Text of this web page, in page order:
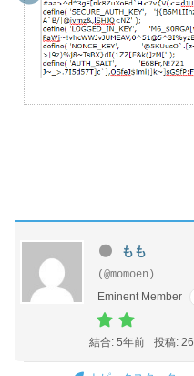
もも
(@momoen)
Eminent Member
結合: 5年前 投稿: 26